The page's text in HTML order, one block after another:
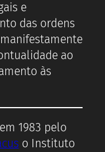
e
das ordens
ao
às
1983 pelo
o Instituto